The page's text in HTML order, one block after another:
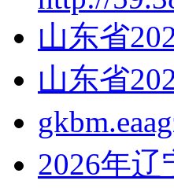
山东省
山东省
2026年